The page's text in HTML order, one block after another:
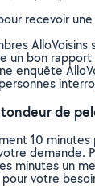
recevoir
AlloVoisins
un bon
enquête
de
10
demande.
minutes un
votre